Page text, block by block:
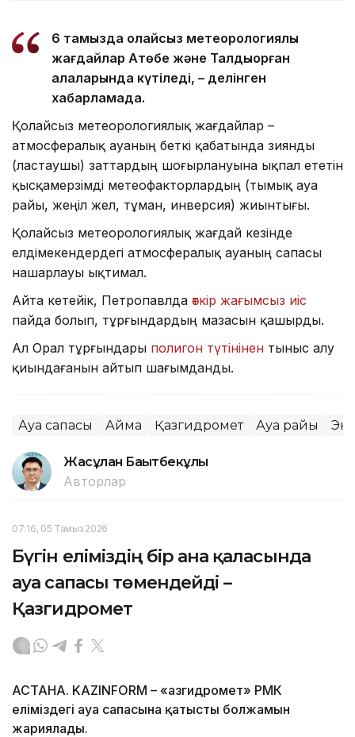
6 тамызда қолайсыз метеорологиялық
жағдайлар Ақтөбе және Талдықорған
қалаларында күтіледі, – делінген
хабарламада.
Қолайсыз метеорологиялық жағдайлар –
атмосфералық ауаның беткі қабатында зиянды
(ластаушы) заттардың шоғырлануына ықпал ететін
қысқамерзімді метеофакторлардың (тымық ауа
райы, жеңіл жел, тұман, инверсия) жиынтығы.
Қолайсыз метеорологиялық жағдай кезінде
елдімекендердегі атмосфералық ауаның сапасы
нашарлауы ықтимал.
Айта кетейік, Петропавлда өткір жағымсыз иіс
пайда болып, тұрғындардың мазасын қашырды.
Ал Орал тұрғындары полигон түтінінен тыныс алу
қиындағанын айтып шағымданды.
Ауа сапасы Аймақ Қазгидромет Ауа райы
Жасұлан Бақытбекұлы
Авторлар
07:16, 05 Тамыз 2026
Бүгін еліміздің бір ғана қаласында
ауа сапасы төмендейді –
Қазгидромет
АСТАНА. KAZINFORM – «Қазгидромет» РМК
еліміздегі ауа сапасына қатысты болжамын
жариялады.